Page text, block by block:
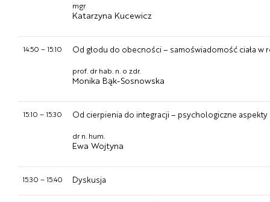
mgr
Katarzyna Kucewicz
14:50 – 15:10 Od głodu do obecności – samoświadomość ciała w
prof. dr hab. n. o zdr.
Monika Bąk-Sosnowska
15:10 – 15:30 Od cierpienia do integracji – psychologiczne
dr n. hum.
Ewa Wojtyna
15:30 – 15:40 Dyskusja